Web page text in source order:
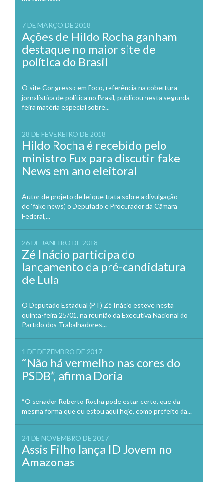
7 DE MARÇO DE 2018
Ações de Hildo Rocha ganham
destaque no maior site de
política do Brasil
O site Congresso em Foco, referência na cobertura
jornalística de política no Brasil, publicou nesta segunda-
feira matéria especial sobre...
28 DE FEVEREIRO DE 2018
Hildo Rocha é recebido pelo
ministro Fux para discutir fake
News em ano eleitoral
Autor de projeto de lei que trata sobre a divulgação
de ‘fake news’, o Deputado e Procurador da Câmara
Federal,...
26 DE JANEIRO DE 2018
Zé Inácio participa do
lançamento da pré-candidatura
de Lula
O Deputado Estadual (PT) Zé Inácio esteve nesta
quinta-feira 25/01, na reunião da Executiva Nacional do
Partido dos Trabalhadores...
1 DE DEZEMBRO DE 2017
“Não há vermelho nas cores do
PSDB”, afirma Doria
“O senador Roberto Rocha pode estar certo, que da
mesma forma que eu estou aqui hoje, como prefeito da...
24 DE NOVEMBRO DE 2017
Assis Filho lança ID Jovem no
Amazonas